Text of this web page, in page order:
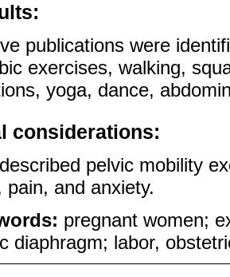
publications were
exercises, walking,
yoga, dance,
considerations:
pelvic mobility
pain, and anxiety.
pregnant women;
diaphragm; labor,